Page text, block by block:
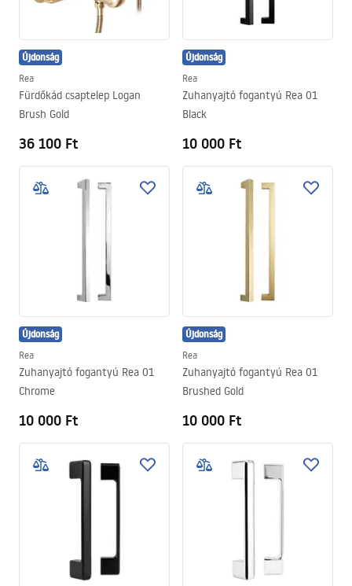
Újdonság
Rea
Fürdőkád csaptelep Logan
Brush Gold
36 100 Ft
Újdonság
Rea
Zuhanyajtó fogantyú Rea 01
Black
10 000 Ft
Újdonság
Rea
Zuhanyajtó fogantyú Rea 01
Chrome
10 000 Ft
Újdonság
Rea
Zuhanyajtó fogantyú Rea 01
Brushed Gold
10 000 Ft